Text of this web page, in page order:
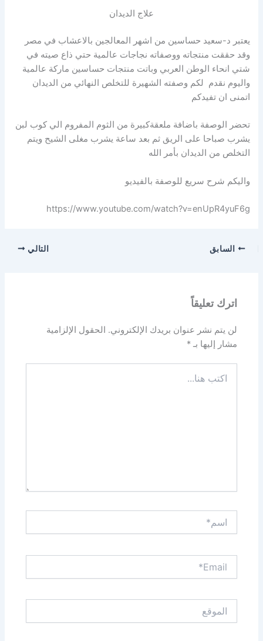
علاج الديدان
يعتبر د-سعيد حساسين من اشهر المعالجين بالاعشاب في مصر
وقد حققت منتجاته ووصفاته نجاجات عالمية حتي ذاع صيته في
شتي انحاء الوطن العربي وباتت منتجات حساسين ماركة عالمية
واليوم نقدم لكم وصفته الشهيرة للتخلص النهائي من الديدان
اتمنى ان تفيدكم
تحضر الوصفة باضافة ملعقةكبيرة من الثوم المفروم الي كوب لبن
يشرب صباحا على الريق ثم بعد ساعة يشرب مغلى الشيح ويتم
التخلص من الديدان بأمر الله
واليكم شرح سريع للوصفة بالفيديو
https://www.youtube.com/watch?v=enUpR4yuF6g
السابق التالي
اترك تعليقاً
لن يتم نشر عنوان بريدك الإلكتروني. الحقول الإلزامية
مشار إليها بـ*
هنا...